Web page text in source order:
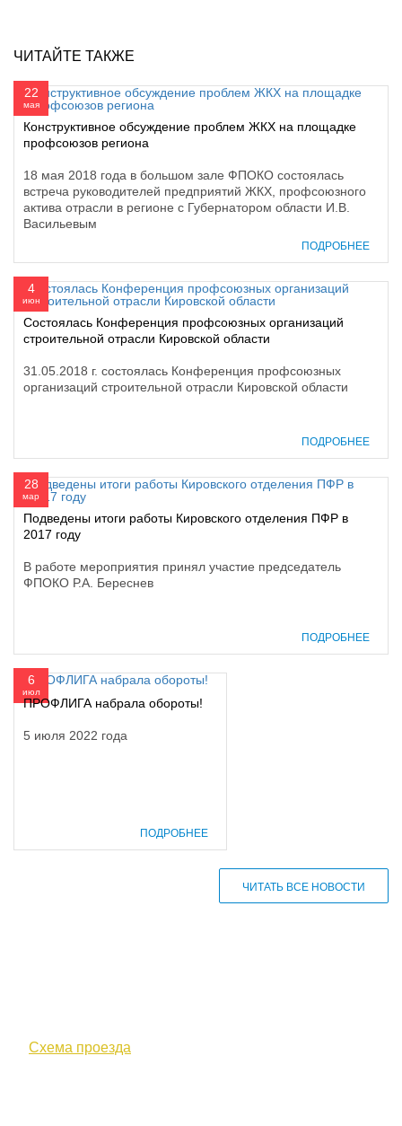
ЧИТАЙТЕ ТАКЖЕ
22
мая
Конструктивное обсуждение проблем ЖКХ на площадке
профсоюзов региона
18 мая 2018 года в большом зале ФПОКО состоялась
встреча руководителей предприятий ЖКХ, профсоюзного
актива отрасли в регионе с Губернатором области И.В.
Васильевым
ПОДРОБНЕЕ
4
июн
Состоялась Конференция профсоюзных организаций
строительной отрасли Кировской области
31.05.2018 г. состоялась Конференция профсоюзных
организаций строительной отрасли Кировской области
ПОДРОБНЕЕ
28
мар
Подведены итоги работы Кировского отделения ПФР в
2017 году
В работе мероприятия принял участие председатель
ФПОКО Р.А. Береснев
ПОДРОБНЕЕ
6
июл
ПРОФЛИГА набрала обороты!
5 июля 2022 года
ПОДРОБНЕЕ
ЧИТАТЬ ВСЕ НОВОСТИ
Схема проезда